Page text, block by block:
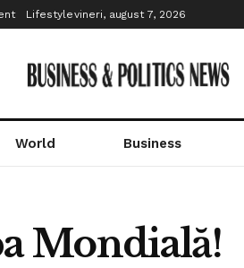
Lifestylevineri, august 7, 2026
World Business
Mondială!